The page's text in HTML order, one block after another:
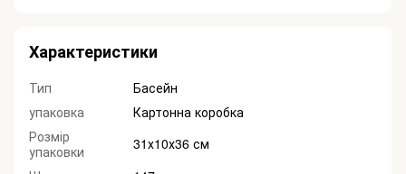
Характеристики
Тип
Басейн
упаковка
Картонна коробка
Розмір
упаковки
31х10х36 см